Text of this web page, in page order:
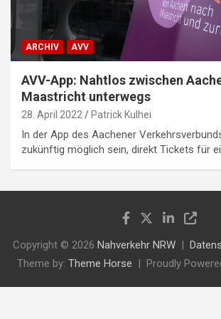
ARCHIV AVV
AVV-App: Nahtlos zwischen
Maastricht unterwegs
28. April 2022 Patrick Kulhei
In der App des Aachener
zukünftig möglich sein, direkt Tickets für
Copyright © 2026 Nahverkehr NRW
Theme by: Theme Horse Proudly